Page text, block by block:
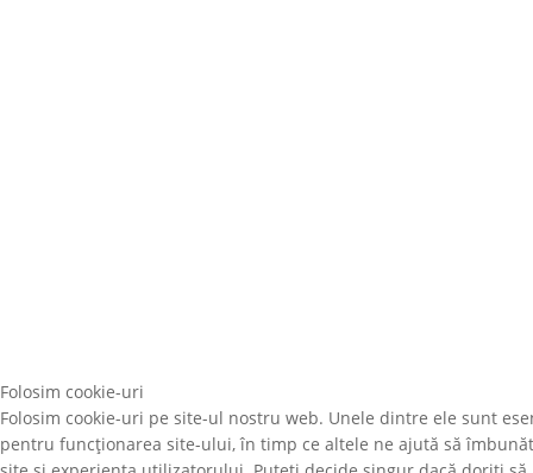
Folosim cookie-uri
Folosim cookie-uri pe site-ul nostru web. Unele dintre ele sunt
pentru funcționarea site-ului, în timp ce altele ne ajută să